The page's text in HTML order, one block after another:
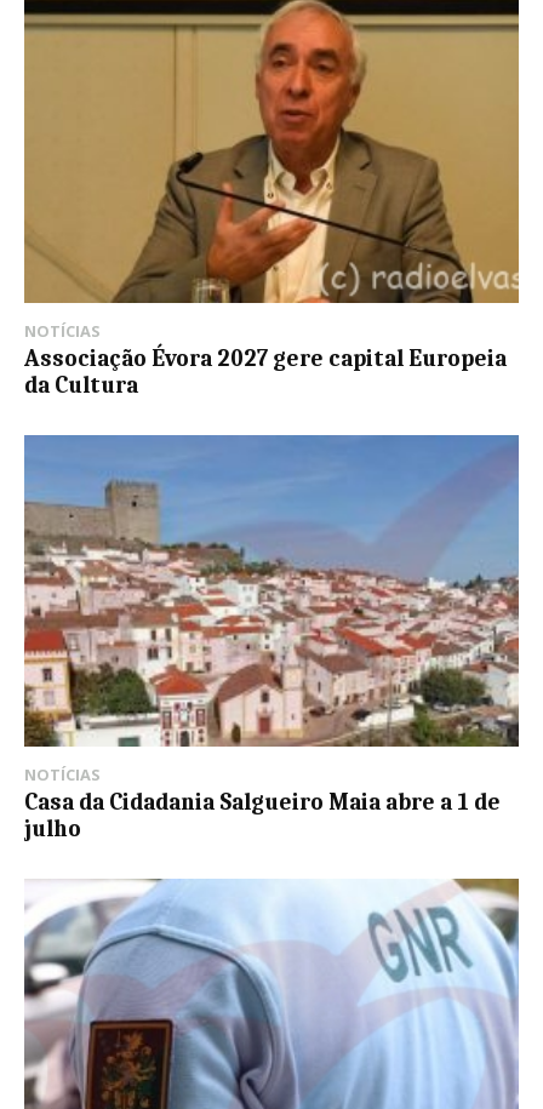
NOTÍCIAS
Associação Évora 2027 gere capital Europeia
da Cultura
NOTÍCIAS
Casa da Cidadania Salgueiro Maia abre a 1 de
julho